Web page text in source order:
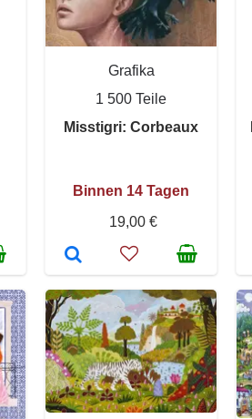
Grafika
1 500 Teile
Misstigri: Corbeaux
Binnen 14 Tagen
19,00 €